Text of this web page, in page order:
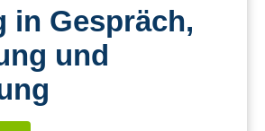
in Gespräch,
und